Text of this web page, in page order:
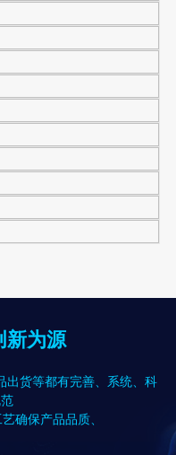
新为源
出货等都有完善、系统、科
确保产品品质、